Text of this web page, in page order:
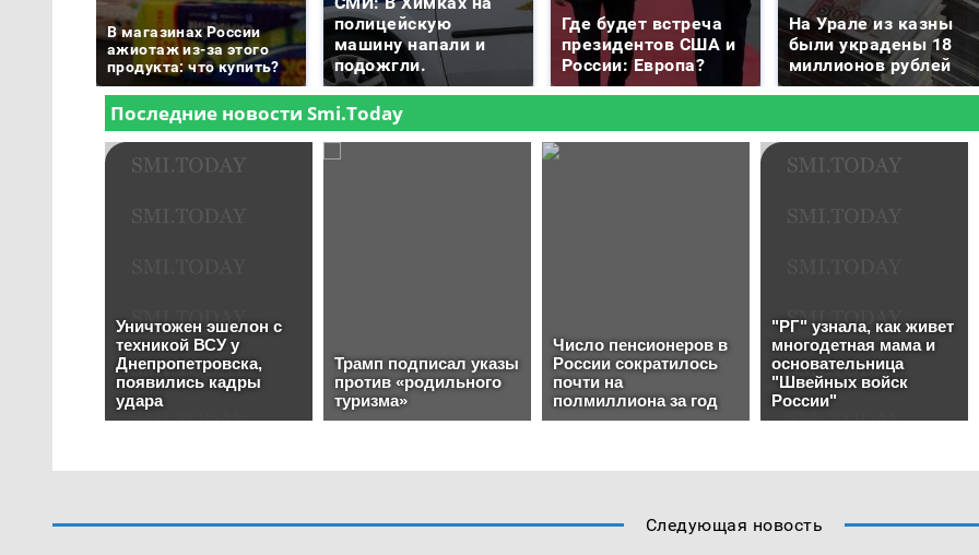
В магазинах России
ажиотаж из-за этого
продукта: что купить?
полицейскую
машину напали и
подожгли.
Где будет встреча
президентов США и
России: Европа?
На Урале из казны
были украдены 18
миллионов рублей
Следующая новость